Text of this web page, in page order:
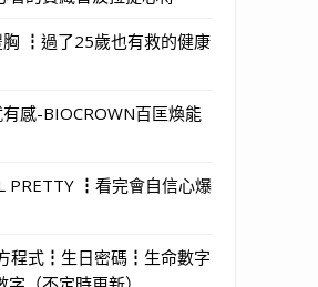
┇過了25歲也有救的健康
感-BIOCROWN百匡煥能
PRETTY ┇看完會自信心爆
程式┇生日密碼┇生命數字